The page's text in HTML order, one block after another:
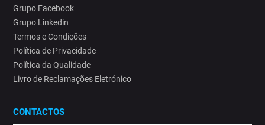
Grupo Facebook
Grupo Linkedin
Termos e Condições
Política de Privacidade
Política da Qualidade
Livro de Reclamações Eletrónico
CONTACTOS